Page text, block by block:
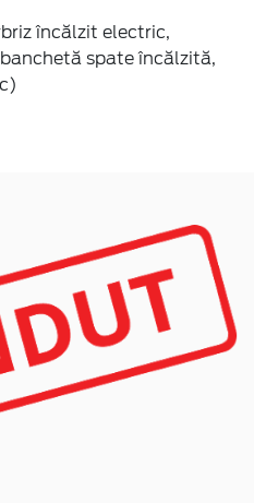
încălzit electric,
spate încălzită,